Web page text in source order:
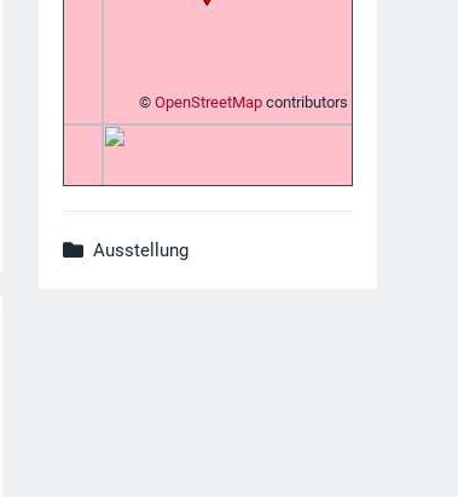
© OpenStreetMapcontributors
Ausstellung